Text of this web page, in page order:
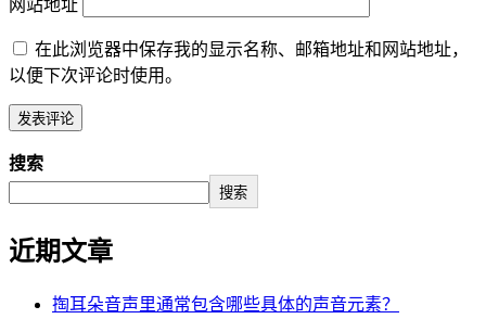
网站地址
在此浏览器中保存我的显示名称、邮箱地址和网站地址，
以便下次评论时使用。
搜索
搜索
近期文章
掏耳朵音声里通常包含哪些具体的声音元素？